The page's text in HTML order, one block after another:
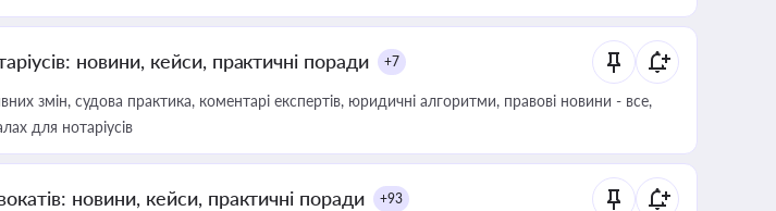
новини, кейси, практичні поради +7
змін, судова практика, коментарі експертів, юридичні алгоритми, правові новини - все,
для нотаріусів
новини, кейси, практичні поради +93